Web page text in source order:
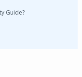
Guide?